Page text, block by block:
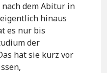
dem Abitur in
hinaus
es nur bis
der
hat sie kurz vor